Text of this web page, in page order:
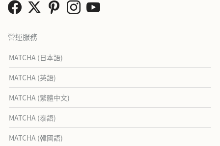
營運服務
MATCHA (日本語)
MATCHA (英語)
MATCHA (繁體中文)
MATCHA (泰語)
MATCHA (韓國語)